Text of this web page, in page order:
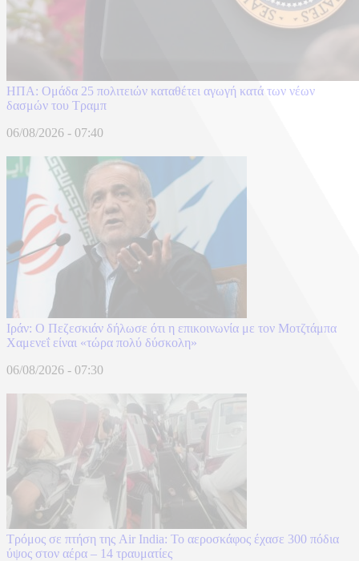
ΗΠΑ: Ομάδα 25 πολιτειών καταθέτει αγωγή κατά των νέων
δασμών του Τραμπ
06/08/2026 - 07:40
Ιράν: Ο Πεζεσκιάν δήλωσε ότι η επικοινωνία με τον Μοτζτάμπα
Χαμενεΐ είναι «τώρα πολύ δύσκολη»
06/08/2026 - 07:30
Τρόμος σε πτήση της Air India: Το αεροσκάφος έχασε 300 πόδια
ύψος στον αέρα – 14 τραυματίες